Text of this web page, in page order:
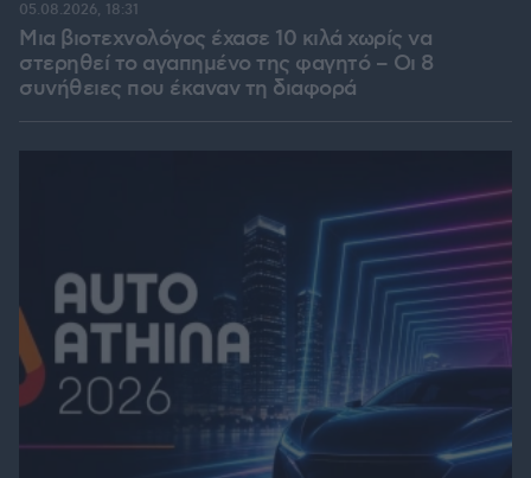
Μια βιοτεχνολόγος έχασε 10 κιλά χωρίς να
στερηθεί το αγαπημένο της φαγητό – Οι 8
συνήθειες που έκαναν τη διαφορά
05.08.2026, 18:31